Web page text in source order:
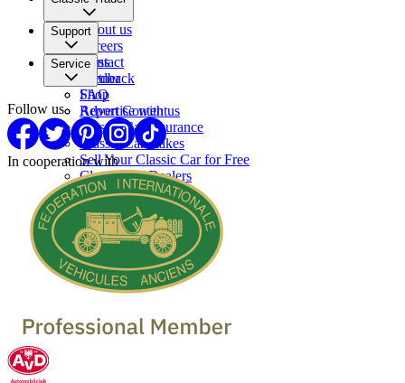
About us
Careers
Press
Partner
Support
Contact
Feedback
FAQ
Report Content
Service
Shop
Advertise with us
Classic Car Insurance
Classic Car makes
Sell Your Classic Car for Free
Classic Car Dealers
Follow us
In cooperation with